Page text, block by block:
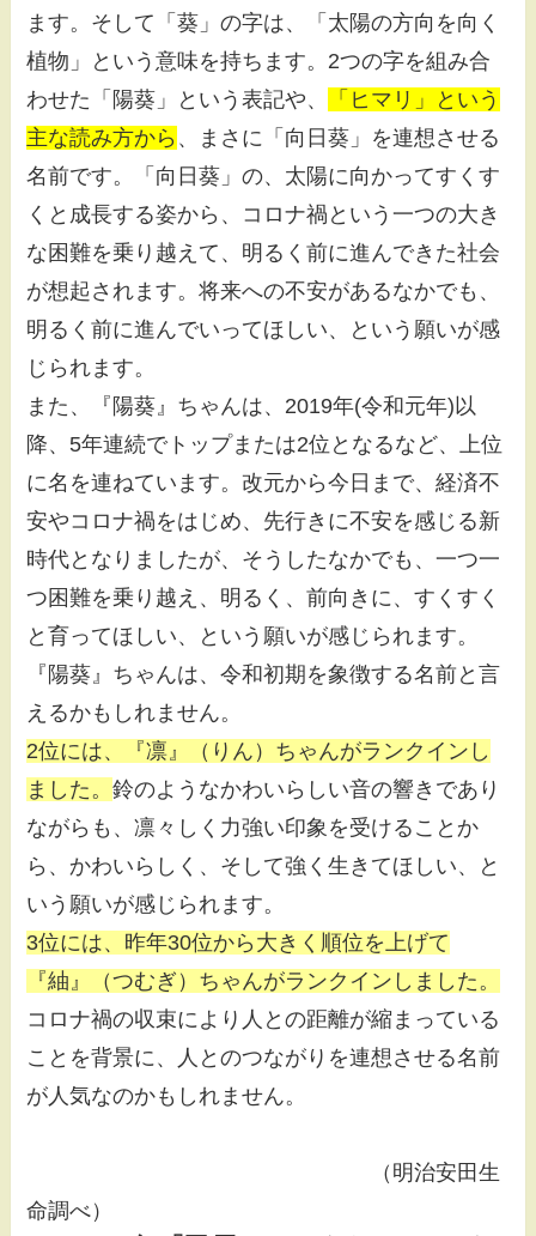
ます。そして「葵」の字は、「太陽の方向を向く
植物」という意味を持ちます。2つの字を組み合
わせた「陽葵」という表記や、
「ヒマリ」という
主な読み方から 、まさに「向日葵」を連想させる
名前です。「向日葵」の、太陽に向かってすくす
くと成長する姿から、コロナ禍という一つの大き
な困難を乗り越えて、明るく前に進んできた社会
が想起されます。将来への不安があるなかでも、
明るく前に進んでいってほしい、という願いが感
じられます。
また、『陽葵』ちゃんは、2019年(令和元年)以
降、5年連続でトップまたは2位となるなど、上位
に名を連ねています。改元から今日まで、経済不
安やコロナ禍をはじめ、先行きに不安を感じる新
時代となりましたが、そうしたなかでも、一つ一
つ困難を乗り越え、明るく、前向きに、すくすく
と育ってほしい、という願いが感じられます。
『陽葵』ちゃんは、令和初期を象徴する名前と言
えるかもしれません。
2位には、『凛』（りん）ちゃんがランクインし
ました。鈴のようなかわいらしい音の響きであり
ながらも、凛々しく力強い印象を受けることか
ら、かわいらしく、そして強く生きてほしい、と
いう願いが感じられます。
3位には、昨年30位から大きく順位を上げて
『紬』（つむぎ）ちゃんがランクインしました。
コロナ禍の収束により人との距離が縮まっている
ことを背景に、人とのつながりを連想させる名前
が人気なのかもしれません。
（明治安田生
命調べ）